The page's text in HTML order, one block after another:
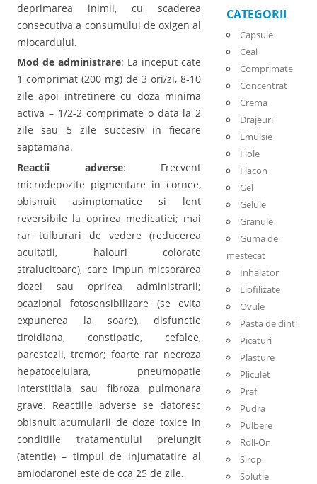
deprimarea inimii, cu scaderea
consecutiva a consumului de oxigen al
miocardului.
Mod de administrare: La inceput cate
1 comprimat (200 mg) de 3 ori/zi, 8-10
zile apoi intretinere cu doza minima
activa – 1/2-2 comprimate o data la 2
zile sau 5 zile succesiv in fiecare
saptamana.
Reactii adverse: Frecvent
microdepozite pigmentare in cornee,
obisnuit asimptomatice si lent
reversibile la oprirea medicatiei; mai
rar tulburari de vedere (reducerea
acuitatii, halouri colorate
stralucitoare), care impun micsorarea
dozei sau oprirea administrarii;
ocazional fotosensibilizare (se evita
expunerea la soare), disfunctie
tiroidiana, constipatie, cefalee,
parestezii, tremor; foarte rar necroza
hepatocelulara, pneumopatie
interstitiala sau fibroza pulmonara
grave. Reactiile adverse se datoresc
obisnuit acumularii de doze toxice in
conditiile tratamentului prelungit
(atentie) – timpul de injumatatire al
amiodaronei este de cca 25 de zile.
CATEGORII
Capsule
Ceai
Comprimate
Concentrat
Crema
Drajeuri
Emulsie
Fiole
Flacon
Gel
Gelule
Granule
Guma de
mestecat
Inhalator
Liofilizate
Ovule
Pasta de dinti
Picaturi
Plasture
Pliculet
Praf
Pudra
Pulbere
Roll-On
Sirop
Solutie